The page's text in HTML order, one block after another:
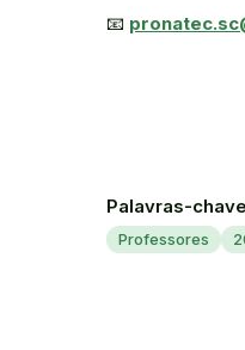
📧
Palavras-
Professores